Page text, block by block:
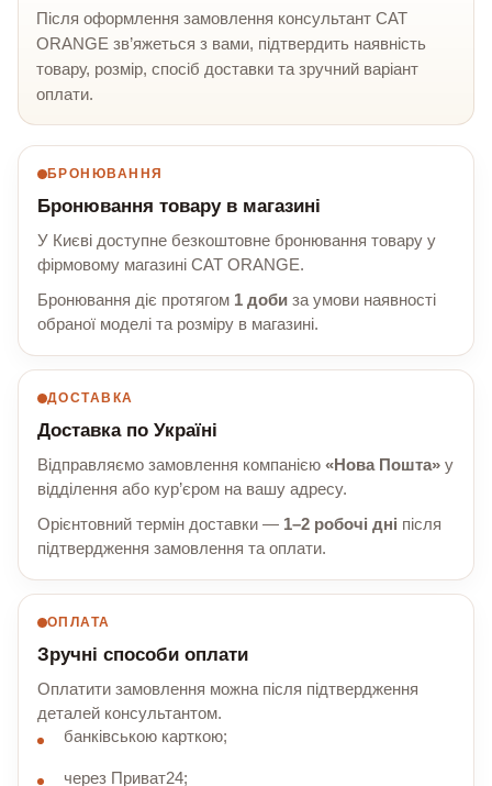
Після оформлення замовлення консультант CAT
ORANGE зв’яжеться з вами, підтвердить наявність
товару, розмір, спосіб доставки та зручний варіант
оплати.
БРОНЮВАННЯ
Бронювання товару в магазині
У Києві доступне безкоштовне бронювання товару у
фірмовому магазині CAT ORANGE.
Бронювання діє протягом 1 доби за умови наявності
обраної моделі та розміру в магазині.
ДОСТАВКА
Доставка по Україні
Відправляємо замовлення компанією «Нова Пошта» у
відділення або кур’єром на вашу адресу.
Орієнтовний термін доставки — 1–2 робочі дні після
підтвердження замовлення та оплати.
ОПЛАТА
Зручні способи оплати
Оплатити замовлення можна після підтвердження
деталей консультантом.
банківською карткою;
через Приват24;